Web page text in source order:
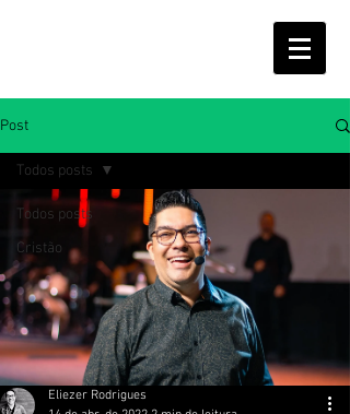
Post
Todos posts
Cristão
Todos posts
Eliezer Rodrigues